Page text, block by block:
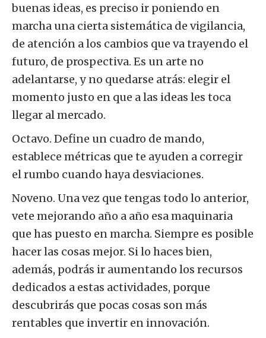
buenas ideas, es preciso ir poniendo en
marcha una cierta sistemática de vigilancia,
de atención a los cambios que va trayendo el
futuro, de prospectiva. Es un arte no
adelantarse, y no quedarse atrás: elegir el
momento justo en que a las ideas les toca
llegar al mercado.
Octavo. Define un cuadro de mando,
establece métricas que te ayuden a corregir
el rumbo cuando haya desviaciones.
Noveno. Una vez que tengas todo lo anterior,
vete mejorando año a año esa maquinaria
que has puesto en marcha. Siempre es posible
hacer las cosas mejor. Si lo haces bien,
además, podrás ir aumentando los recursos
dedicados a estas actividades, porque
descubrirás que pocas cosas son más
rentables que invertir en innovación.